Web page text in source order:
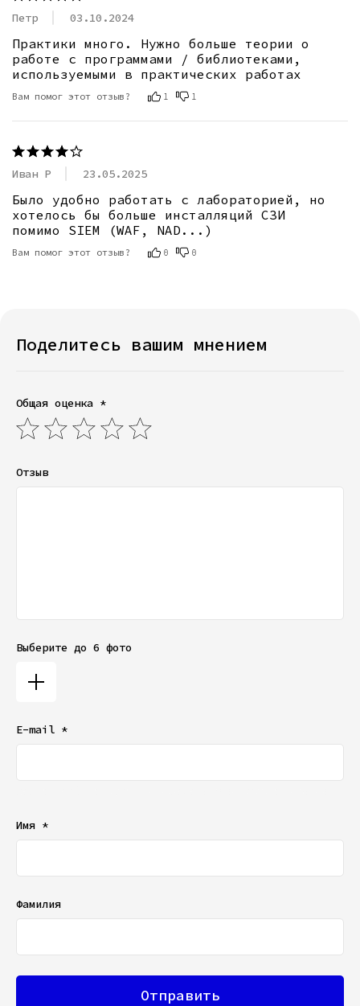
Петр 03.10.2024
Практики много. Нужно больше теории о
работе с программами / библиотеками,
используемыми в практических работах
Вам помог этот отзыв? 1 1
Иван Р 23.05.2025
Было удобно работать с лабораторией, но
хотелось бы больше инсталляций СЗИ
помимо SIEM (WAF, NAD...)
Вам помог этот отзыв? 0 0
Поделитесь вашим мнением
Общая оценка *
Отзыв
Выберите до 6 фото
E-mail *
Имя *
Фамилия
Отправить